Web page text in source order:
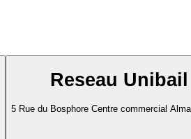
Reseau Unibail
5 Rue du Bosphore Centre commercial